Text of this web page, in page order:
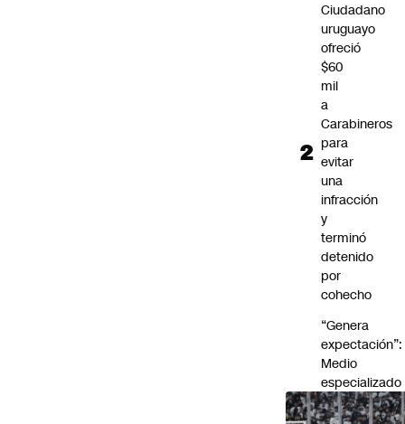
Ciudadano
uruguayo
ofreció
$60
mil
a
Carabineros
para
evitar
una
infracción
y
terminó
detenido
por
cohecho
“Genera
expectación”:
Medio
especializado
destaca
a